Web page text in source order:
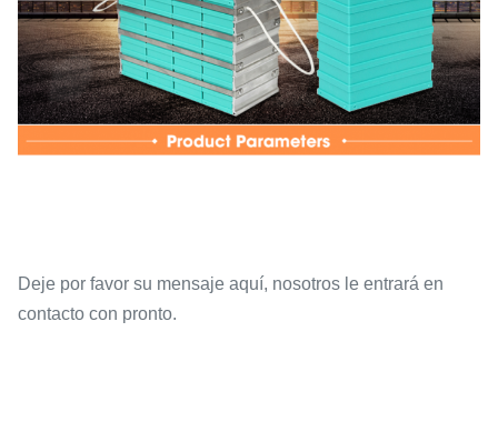
Deje por favor su mensaje aquí, nosotros le entrará en
contacto con pronto.